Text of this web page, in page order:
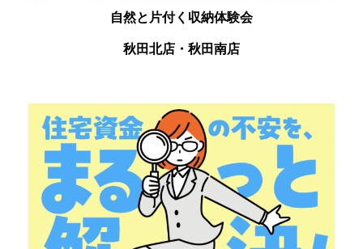
自然と片付く収納体験会
秋田北店・秋田南店